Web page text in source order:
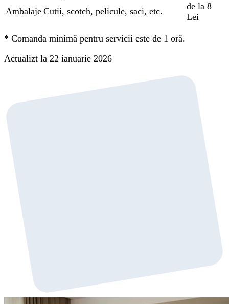
Ambalaje Cutii, scotch, pelicule, saci, etc.
de la 8
Lei
* Comanda minimă pentru servicii este de 1 oră.
Actualizt la 22 ianuarie 2026